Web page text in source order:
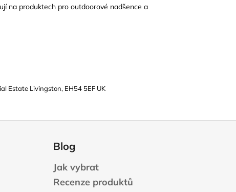
na produktech pro outdoorové nadšence a
Estate Livingston, EH54 5EF UK
Blog
Jak vybrat
Recenze produktů